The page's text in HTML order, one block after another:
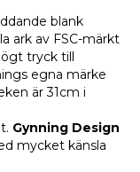
blank
ark av FSC-märkt
tryck till
egna märke
är 31cm i
Gynning Design
mycket känsla